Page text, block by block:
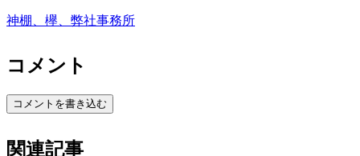
神棚、欅、弊社事務所
コメント
コメントを書き込む
関連記事